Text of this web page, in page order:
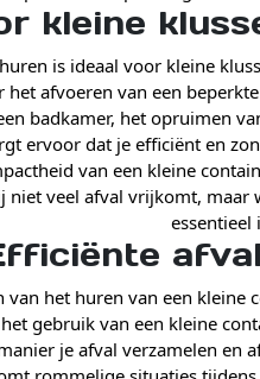
kleine
is ideaal voor kleine
afvoeren van een
badkamer, het opruimen
ervoor dat je efficiënt en
van een kleine
niet veel afval vrijkomt, maar
essentieel
van het huren van een
gebruik van een kleine
je afval verzamelen en